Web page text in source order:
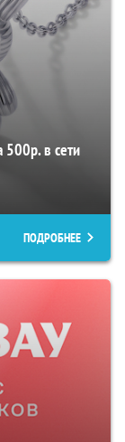
500р. в сети
ПОДРОБНЕЕ